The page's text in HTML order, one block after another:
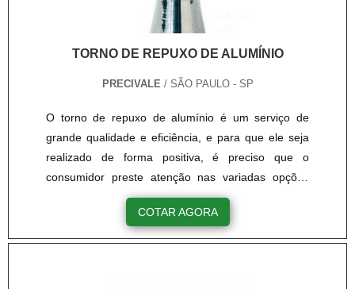
TORNO DE REPUXO DE ALUMÍNIO
PRECIVALE/ SÃO PAULO - SP
O torno de repuxo de alumínio é um serviço de
grande qualidade e eficiência, e para que ele seja
realizado de forma positiva, é preciso que o
consumidor preste atenção nas variadas opções
disponibilizadas por uma empresa, essa que deve
oferecer as melhores opções para o consumidor e o
seu negócio.Funcionalidade correta do
COTAR AGORA